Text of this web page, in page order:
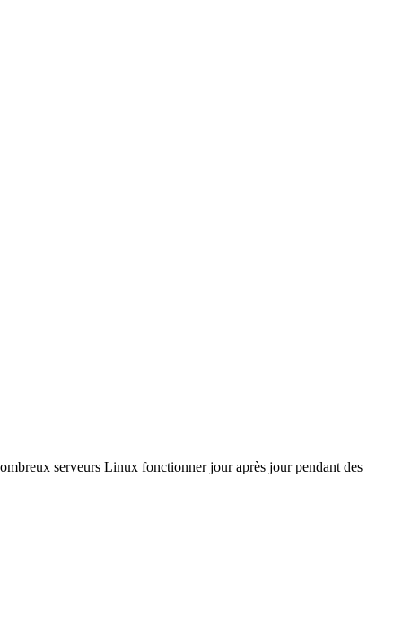
serveurs Linux fonctionner jour après jour pendant des